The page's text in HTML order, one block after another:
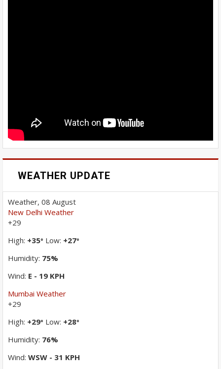
WEATHER UPDATE
Weather, 08 August
New Delhi Weather
+29
High: +35° Low: +27°
Humidity: 75%
Wind: E - 19 KPH
Mumbai Weather
+29
High: +29° Low: +28°
Humidity: 76%
Wind: WSW - 31 KPH